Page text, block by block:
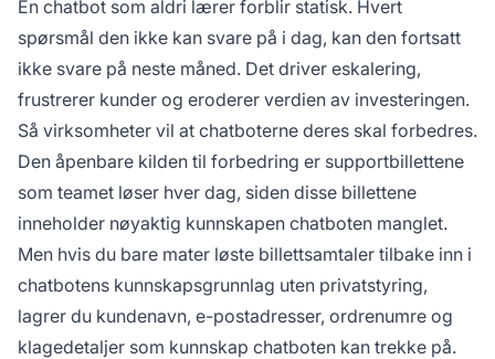
En chatbot som aldri lærer forblir statisk. Hvert
spørsmål den ikke kan svare på i dag, kan den fortsatt
ikke svare på neste måned. Det driver eskalering,
frustrerer kunder og eroderer verdien av investeringen.
Så virksomheter vil at chatboterne deres skal forbedres.
Den åpenbare kilden til forbedring er supportbillettene
som teamet løser hver dag, siden disse billettene
inneholder nøyaktig kunnskapen chatboten manglet.
Men hvis du bare mater løste billettsamtaler tilbake inn i
chatbotens kunnskapsgrunnlag uten privatstyring,
lagrer du kundenavn, e-postadresser, ordrenumre og
klagedetaljer som kunnskap chatboten kan trekke på.